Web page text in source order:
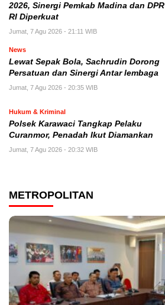
2026, Sinergi Pemkab Madina dan DPR
RI Diperkuat
Jumat, 7 Agu 2026 - 21:11 WIB
News
Lewat Sepak Bola, Sachrudin Dorong
Persatuan dan Sinergi Antar lembaga
Jumat, 7 Agu 2026 - 20:35 WIB
Hukum & Kriminal
Polsek Karawaci Tangkap Pelaku
Curanmor, Penadah Ikut Diamankan
Jumat, 7 Agu 2026 - 20:32 WIB
METROPOLITAN